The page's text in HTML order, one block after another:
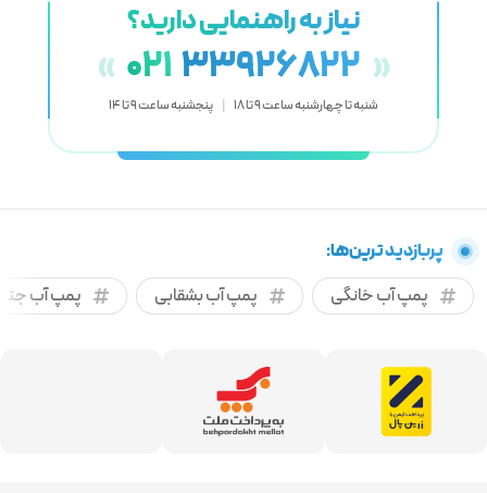
نیاز به راهنمایی دارید؟
« 021 33926822 »
شنبه تا چهارشنبه ساعت 9 تا 18 | پنجشنبه ساعت 9 تا 14
پربازدید ترین‌ها:
پمپ آب خانگی
پمپ آب بشقابی پمپ آب